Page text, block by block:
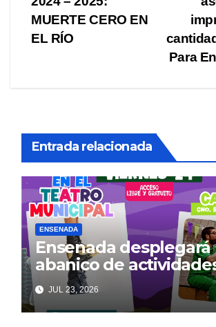
de
entradas
Para
MUERTE CERO EN
EL RÍO
Entrada relacionada
ENSENADA
Ensenada desplegará
abanico de
culturales y
gratuitas para
familia este fin de
JUL 23, 2026